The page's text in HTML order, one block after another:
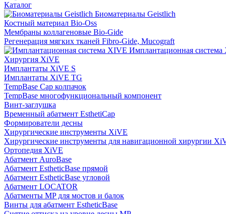
Каталог
Биоматериалы Geistlich
Костный материал Bio-Oss
Мембраны коллагеновые Bio-Gide
Регенерация мягких тканей Fibro-Gide, Mucograft
Имплантационная
Хирургия XiVE
Имплантаты XiVE S
Имплантаты XiVE TG
TempBase Cap колпачок
TempBase многофункциональный компонент
Винт-заглушка
Временный абатмент EsthetiCap
Формирователи десны
Хирургические инструменты XiVE
Хирургические инструменты для навигационной хирургии
Ортопедия XiVE
Абатмент AuroBase
Абатмент EstheticBase прямой
Абатмент EstheticBase угловой
Абатмент LOCATOR
Абатменты MP для мостов и балок
Винты для абатмент EstheticBase